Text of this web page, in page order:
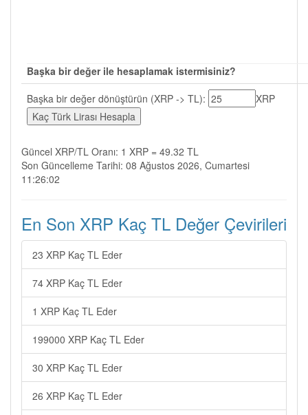
Başka bir değer ile hesaplamak istermisiniz?
Başka bir değer dönüştürün (XRP -> TL):
XRP
Güncel XRP/TL Oranı: 1 XRP = 49.32 TL
Son Güncelleme Tarihi: 08 Ağustos 2026, Cumartesi
11:26:02
En Son XRP Kaç TL Değer Çevirileri
23 XRP Kaç TL Eder
74 XRP Kaç TL Eder
1 XRP Kaç TL Eder
199000 XRP Kaç TL Eder
30 XRP Kaç TL Eder
26 XRP Kaç TL Eder